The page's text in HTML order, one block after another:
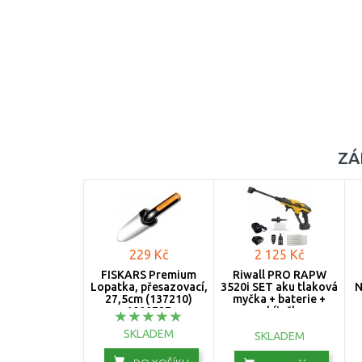
229 Kč
FISKARS Premium
Lopatka, přesazovací,
27,5cm (137210)
1000727
SKLADEM
2 125 Kč
Riwall PRO RAPW
3520i SET aku tlaková
myčka + baterie +
nabíječka
SKLADEM